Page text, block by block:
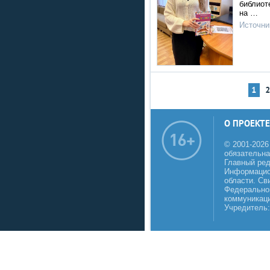
на …
1 2
О ПРОЕКТЕ
© 2001-
Главный
области.